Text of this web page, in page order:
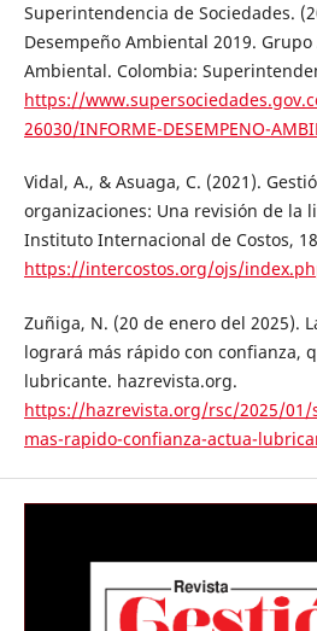
Superintendencia de Sociedades.
Desempeño Ambiental 2019.
Ambiental. Colombia:
https://
26030/INFORME-DESEMPENO-
Vidal, A., & Asuaga, C. (2021).
organizaciones: Una revisión de la
Instituto Internacional de Costos,
https://intercostos.org/ojs/
Zuñiga, N. (20 de enero del 2025).
logrará más rápido con confianza,
lubricante. hazrevista.org.
https://hazrevista.org/rsc/2025/
mas-rapido-confianza-actua-